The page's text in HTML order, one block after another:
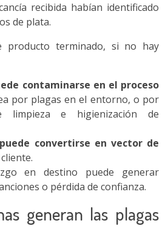
recibida habían identificado
de plata.
producto terminado, si no hay
contaminarse en el proceso
por plagas en el entorno, o por
limpieza e higienización de
convertirse en vector de
en destino puede generar
o pérdida de confianza.
generan las plagas